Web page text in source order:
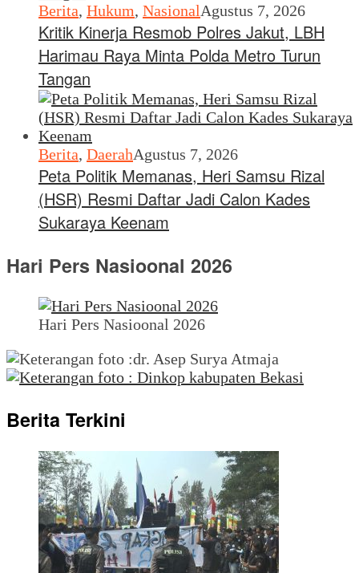
Berita, Hukum, NasionalAgustus 7, 2026
Kritik Kinerja Resmob Polres Jakut, LBH
Harimau Raya Minta Polda Metro Turun
Tangan
Berita, DaerahAgustus 7, 2026
Peta Politik Memanas, Heri Samsu Rizal
(HSR) Resmi Daftar Jadi Calon Kades
Sukaraya Keenam
Hari Pers Nasioonal 2026
Hari Pers Nasioonal 2026
Berita Terkini